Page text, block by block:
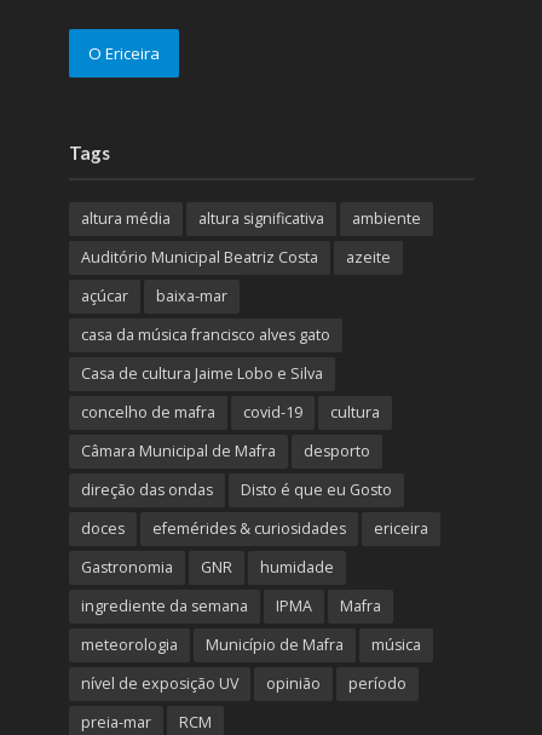
O Ericeira
Tags
altura média altura significativa
ambiente
Auditório Municipal Beatriz Costa
azeite
açúcar
baixa-mar
casa da música francisco alves gato
Casa de cultura Jaime Lobo e Silva
concelho de mafra
covid-19
cultura
Câmara Municipal de Mafra
desporto
direção das ondas
Disto é que eu Gosto
doces
efemérides & curiosidades
ericeira
Gastronomia
GNR
humidade
ingrediente da semana
IPMA
Mafra
meteorologia
Município de Mafra
música
nível de exposição UV
opinião
período
preia-mar
RCM